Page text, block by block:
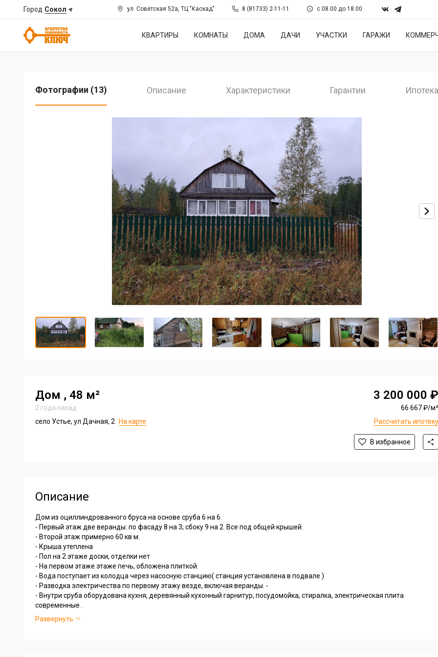
Город Сокол ул. Советская 52а, ТЦ "Каскад" 8 (81733) 2-11-11 с 08.00 до 18.00
КВАРТИРЫ КОМНАТЫ ДОМА ДАЧИ УЧАСТКИ ГАРАЖИ
Фотографии (13) Описание Характеристики Гарантии Ипотека
1
of
13
13
Дом , 48 м²
2 года назад
село Устье, ул Дачная, 2
На карте
3 200 000 ₽
66 667 ₽/м²
Рассчитать ипотеку
В избранное
Описание
Дом из оциллиндрованного бруса на основе сруба 6 на 6.
- Первый этаж две веранды: по фасаду 8 на 3; сбоку 9 на 2. Все под общей крышей.
- Второй этаж примерно 60 кв м.
- Крыша утеплена
- Пол на 2 этаже доски, отделки нет
- На первом этаже этаже печь, обложена плиткой.
- Вода поступает из колодца через насосную станцию( станция установлена в подвале )
- Разводка электричества по первому этажу везде, включая веранды. -
- Внутри сруба оборудована кухня, деревянный кухонный гарнитур, посудомойка, стиралка, электрическая плита
современные .
- Отделка помещения дачная, стиль «прованс».
- Баня на участке свет и вода , разводка и отделка сделаны..
Развернуть